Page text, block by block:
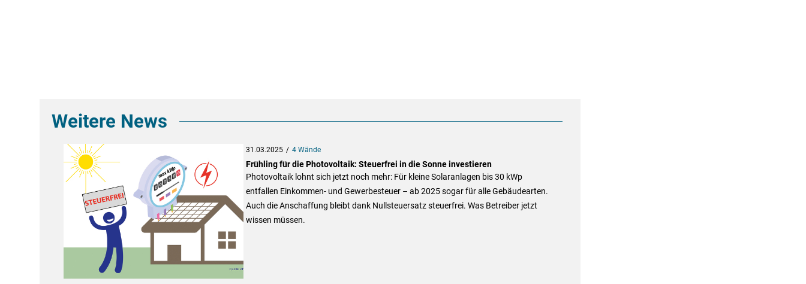
Weitere News
31.03.2025 4 Wände
Frühling für die Photovoltaik: Steuerfrei in die Sonne investieren
Photovoltaik lohnt sich jetzt noch mehr: Für kleine Solaranlagen bis 30 kWp
entfallen Einkommen- und Gewerbesteuer – ab 2025 sogar für alle Gebäudearten.
Auch die Anschaffung bleibt dank Nullsteuersatz steuerfrei. Was Betreiber jetzt
wissen müssen.